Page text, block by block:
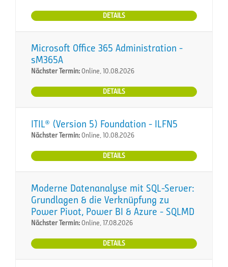
DETAILS
Microsoft Office 365 Administration -
sM365A
Nächster Termin:Online, 10.08.2026
DETAILS
ITIL® (Version 5) Foundation - ILFN5
Nächster Termin:Online, 10.08.2026
DETAILS
Moderne Datenanalyse mit SQL-Server:
Grundlagen & die Verknüpfung zu
Power Pivot, Power BI & Azure - SQLMD
Nächster Termin:Online, 17.08.2026
DETAILS